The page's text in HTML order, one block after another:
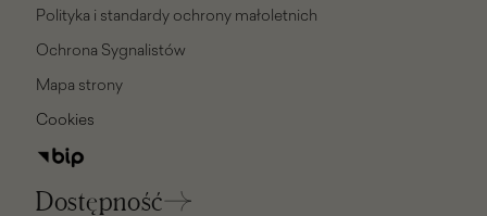
Polityka i standardy ochrony małoletnich
Ochrona Sygnalistów
Mapa strony
Cookies
Dostępność